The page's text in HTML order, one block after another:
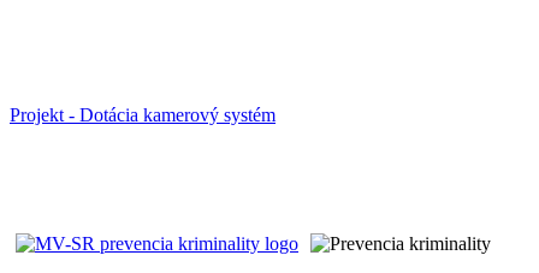
Projekt - Dotácia kamerový systém